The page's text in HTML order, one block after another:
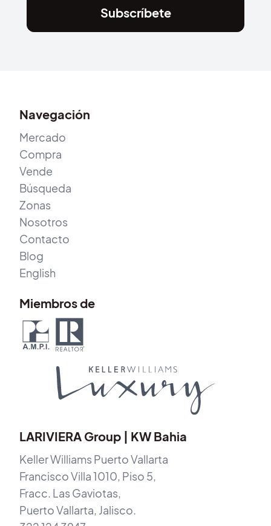
Subscríbete
Navegación
Mercado
Compra
Vende
Búsqueda
Zonas
Nosotros
Contacto
Blog
English
Miembros de
LARIVIERA Group | KW Bahia
Keller Williams Puerto Vallarta
Francisco Villa 1010, Piso 5,
Fracc. Las Gaviotas,
Puerto Vallarta, Jalisco.